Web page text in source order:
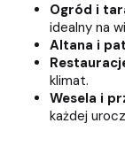
Ogród i
idealny na
Altana i
klimat.
Wesela i
każdej